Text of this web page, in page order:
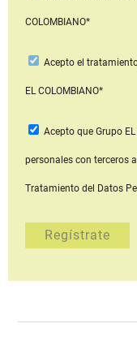
COLOMBIANO*
Acepto el
EL COLOMBIANO*
Acepto que Grupo
personales con terceros
Tratamiento del Datos